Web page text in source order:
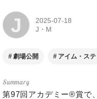
J
2025-07-18
J・M
劇場公開 アイム・ス
第97回アカデミー®賞で